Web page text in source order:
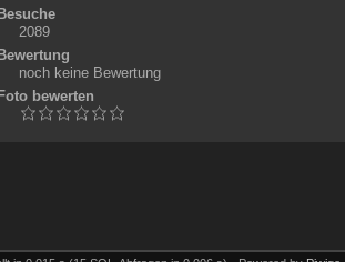
Besuche
2089
Bewertung
noch keine Bewertung
Foto bewerten